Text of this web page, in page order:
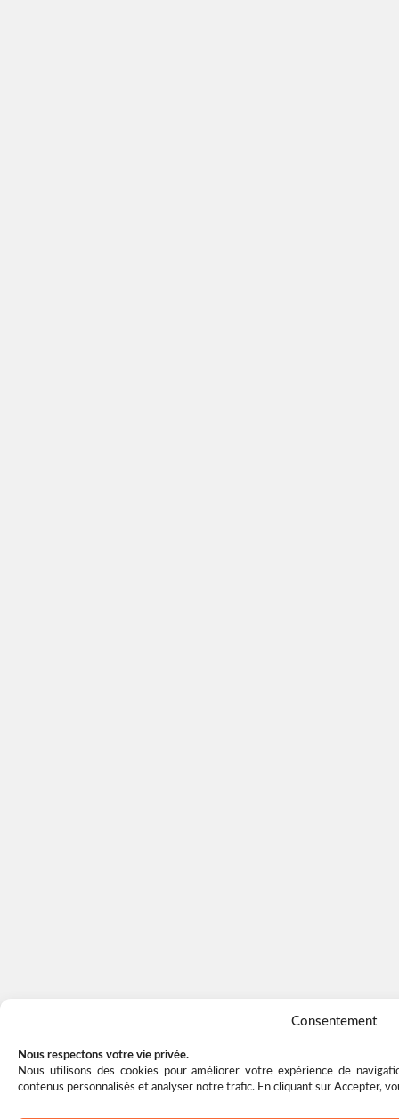
Consentement
Nous respectons votre vie privée.
Nous utilisons des cookies pour améliorer votre expérience de
contenus personnalisés et analyser notre trafic. En cliquant sur Accepter,